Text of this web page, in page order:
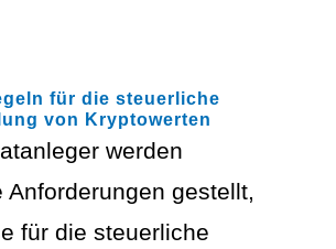
für die steuerliche
von Kryptowerten
werden
Anforderungen gestellt,
für die steuerliche